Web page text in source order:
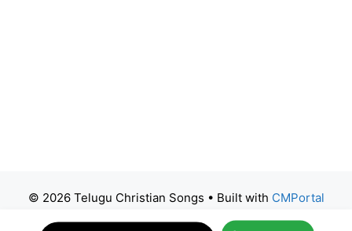
© 2026 Telugu Christian Songs • Built with CMPortal